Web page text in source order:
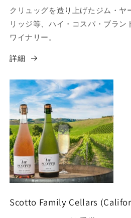
クリュッグを造り上げたジム・ヤ
リッジ等、ハイ・コスパ・ブラン
ワイナリー。
詳細
Scotto Family Cellars